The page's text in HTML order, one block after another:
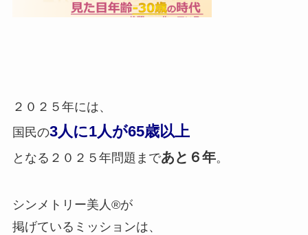
２０２５年には、
国民の3人に1人が65歳以上
となる２０２５年問題まであと６年。
シンメトリー美人®が
掲げているミッションは、